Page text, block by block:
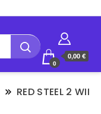
0
0,00 €
RED STEEL 2 WII